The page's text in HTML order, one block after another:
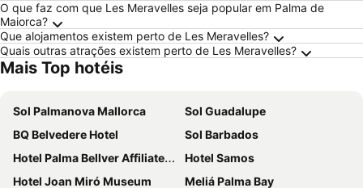
O que faz com que Les Meravelles seja popular em Palma de
Maiorca?
Que alojamentos existem perto de Les Meravelles?
Quais outras atrações existem perto de Les Meravelles?
Mais Top hotéis
Sol Palmanova Mallorca
Sol Guadalupe
BQ Belvedere Hotel
Sol Barbados
Hotel Palma Bellver Affiliated by Meliá
Hotel Samos
Hotel Joan Miró Museum
Meliá Palma Bay